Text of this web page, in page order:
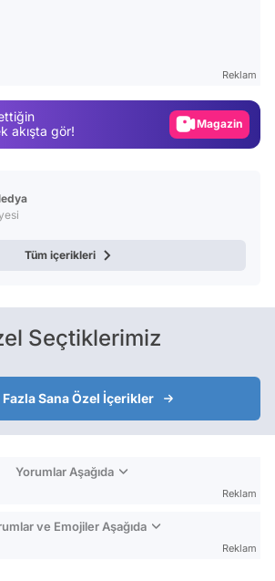
Reklam
akışta gör!
Magazin
Tüm içerikleri
Seçtiklerimiz
Fazla Sana Özel İçerikler
Yorumlar Aşağıda
Reklam
ve Emojiler Aşağıda
Reklam